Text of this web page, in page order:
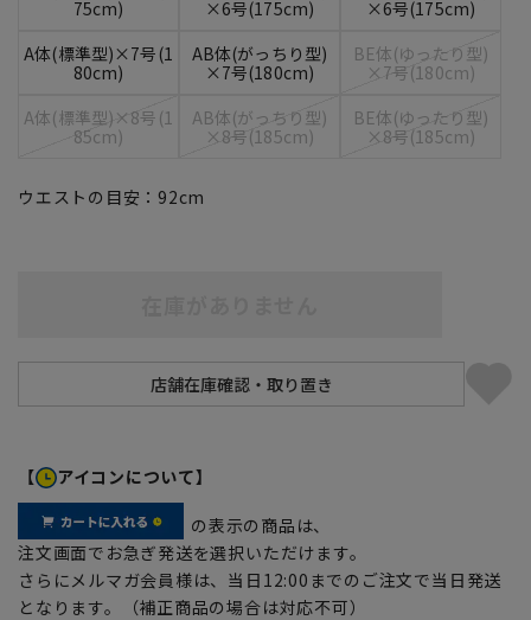
75cm)
×6号(175cm)
×6号(175cm)
A体(標準型)×7号(1
80cm)
AB体(がっちり型)
×7号(180cm)
BE体(ゆったり型)
×7号(180cm)
A体(標準型)×8号(1
85cm)
AB体(がっちり型)
×8号(185cm)
BE体(ゆったり型)
×8号(185cm)
ウエストの目安： 92cm
【 アイコンについて】
の表示の商品は、
注文画面でお急ぎ発送を選択いただけます。
さらにメルマガ会員様は、当日12:00までのご注文で当日発送
となります。（補正商品の場合は対応不可）